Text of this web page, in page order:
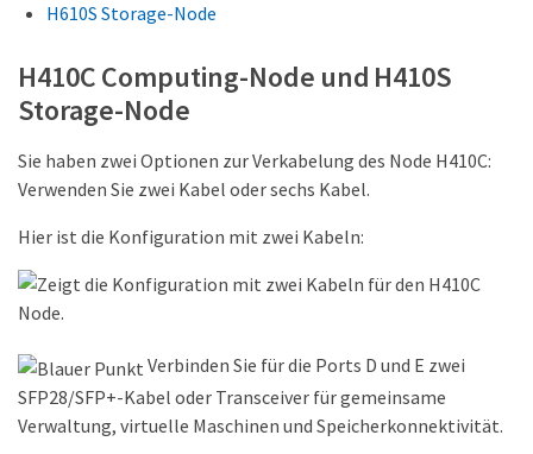
H610S Storage-Node
H410C Computing-Node und H410S
Storage-Node
Sie haben zwei Optionen zur Verkabelung des Node H410C:
Verwenden Sie zwei Kabel oder sechs Kabel.
Hier ist die Konfiguration mit zwei Kabeln:
Verbinden Sie für die Ports D und E zwei
SFP28/SFP+-Kabel oder Transceiver für gemeinsame
Verwaltung, virtuelle Maschinen und Speicherkonnektivität.